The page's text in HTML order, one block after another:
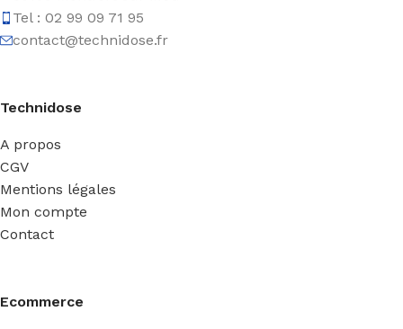
Tel : 02 99 09 71 95
contact@technidose.fr
Technidose
A propos
CGV
Mentions légales
Mon compte
Contact
Ecommerce